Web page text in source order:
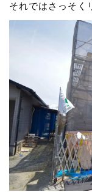
それではさっそく